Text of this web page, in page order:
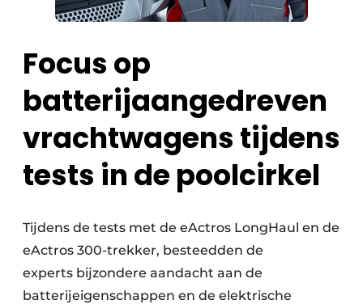
Focus op
batterijaangedreven
vrachtwagens tijdens
tests in de poolcirkel
Tijdens de tests met de eActros LongHaul en de
eActros 300-trekker, besteedden de
experts bijzondere aandacht aan de
batterijeigenschappen en de elektrische